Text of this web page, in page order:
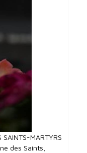
SAINTS-MARTYRS
des Saints,